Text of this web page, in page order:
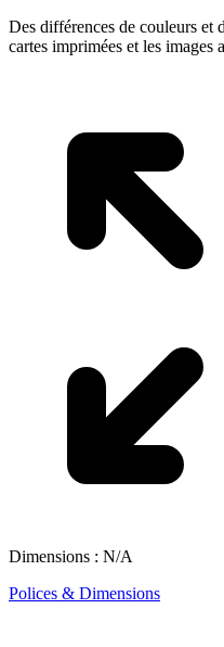
Des différences de couleurs et
cartes imprimées et les images
Dimensions : N/A
Polices & Dimensions